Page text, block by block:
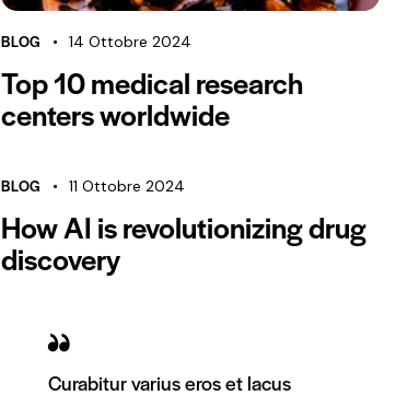
BLOG 14 Ottobre 2024
Top 10 medical research
centers worldwide
BLOG 11 Ottobre 2024
How AI is revolutionizing drug
discovery
Curabitur varius eros et lacus